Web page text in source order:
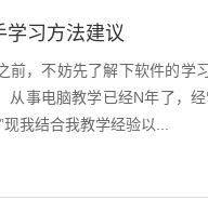
习方法建议
，不妨先了解下软件的学
事电脑教学已经N年了，经
我结合我教学经验以...